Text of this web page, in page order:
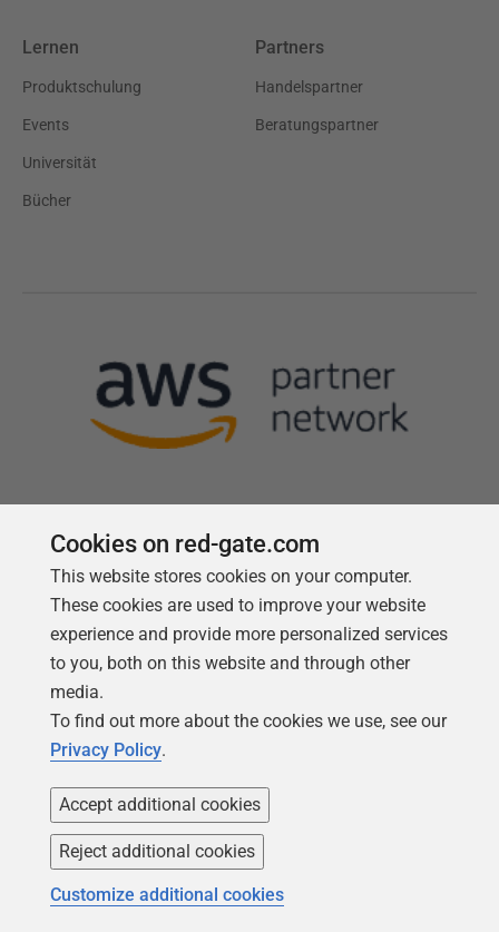
Lernen
Produktschulung
Events
Universität
Bücher
Partners
Handelspartner
Beratungspartner
Follow us
Copyright 1999 -2026Red Gate Software Ltd
Cookies on red-gate.com
This website stores cookies on your computer.
These cookies are used to improve your website
experience and provide more personalized services
to you, both on this website and through other
media.
To find out more about the cookies we use, see our
Privacy Policy.
Accept additional cookies
Reject additional cookies
Customize additional cookies